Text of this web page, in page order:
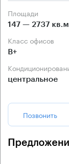
Площади
147 — 2737 кв.м
Класс офисов
B+
центральное
Позвонить